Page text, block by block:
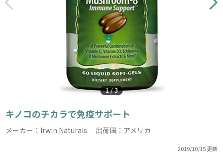
1/3
キノコのチカラで免疫サポート
メーカー：Irwin Naturals 出荷国：アメリカ
2019/10/15 更新